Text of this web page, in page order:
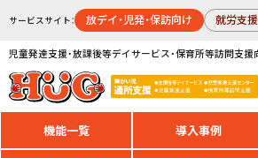
サービスサイト： 放デイ・児発・保訪向け 就労支
児童発達支援・放課後等デイサービス・保育所等訪問支
機能一覧 導入事例